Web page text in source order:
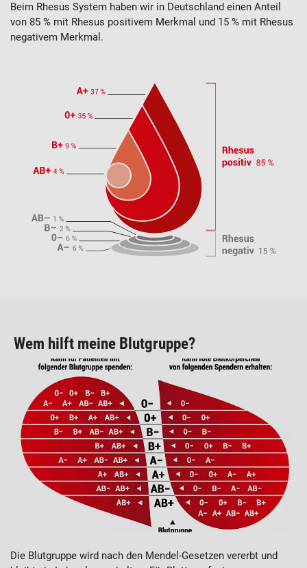
Beim Rhesus System haben wir in Deutschland einen Anteil
von 85 % mit Rhesus positivem Merkmal und 15 % mit Rhesus
negativem Merkmal.
Wem hilft meine Blutgruppe?
Die Blutgruppe wird nach den Mendel-Gesetzen vererbt und